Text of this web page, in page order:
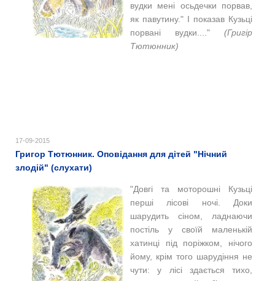
вудки мені осьдечки порвав,
як павутину." І показав Кузьці
порвані вудки...." (Григір
Тютюнник)
17-09-2015
Григор Тютюнник. Оповідання для дітей "Нічний
злодій" (слухати)
"Довгі та моторошні Кузьці
перші лісові ночі. Доки
шарудить сіном, ладнаючи
постіль у своїй маленькій
хатинці під поріжком, нічого
йому, крім того шарудіння не
чути: у лісі здається тихо,